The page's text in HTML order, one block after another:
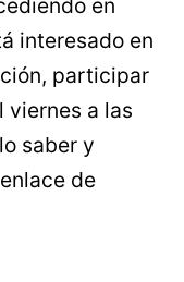
en
interesado en
participar
viernes a las
saber y
de